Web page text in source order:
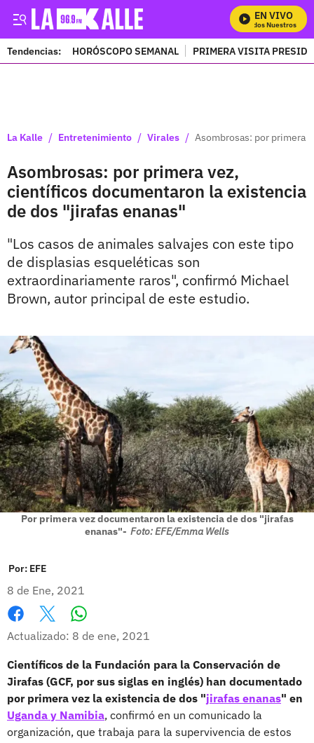
EN VIVO
Mira Todos Nuestros
Tendencias: HORÓSCOPO SEMANAL PRIMERA VISITA
La Kalle / Entretenimiento / Virales / Asombrosas: por primera
Asombrosas: por primera vez,
científicos documentaron la existencia
de dos "jirafas enanas"
"Los casos de animales salvajes con este tipo
de displasias esqueléticas son
extraordinariamente raros", confirmó Michael
Brown, autor principal de este estudio.
Por primera vez documentaron la existencia de dos "jirafas
enanas"- Foto: EFE/Emma Wells
Por: EFE
8 de Ene, 2021
Facebook
X
Actualizado: 8 de ene, 2021
Científicos de la Fundación para la Conservación de
Jirafas (GCF, por sus siglas en inglés) han documentado
por primera vez la existencia de dos "jirafas enanas" en
Uganda y Namibia, confirmó en un comunicado la
organización, que trabaja para la supervivencia de estos